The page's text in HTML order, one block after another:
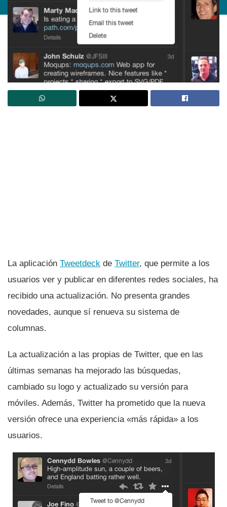
La aplicación Tweetdeck de Twitter, que permite a los
usuarios ver y publicar en diferentes redes sociales, ha
recibido una actualización. No presenta grandes
novedades, aunque sí­ renueva su sistema de
columnas.
La actualización a las propias de Twitter, que en las
últimas semanas ha mejorado las búsquedas,
cambiado su logo y actualizado su versión para
móviles. Además, Twitter ha prometido que la nueva
versión ofrece una experiencia «más rápida» a los
usuarios.